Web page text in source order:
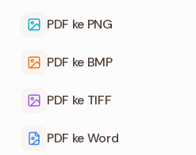
PDF ke PNG
PDF ke BMP
PDF ke TIFF
PDF ke Word